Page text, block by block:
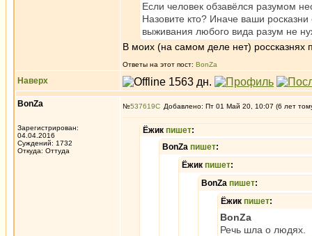
Если человек обзавёлся разумом
Назовите кто? Иначе ваши
выживания любого вида разум не
В моих (на самом деле нет) россказнях
Ответы на этот пост: BonZa
Наверх
BonZa
Зарегистрирован:
04.04.2016
Суждений: 1732
Откуда: Oттyдa
№537619 Добавлено: Пт 01 Май 20, 10:07 (6 лет
Ёжик пишет:
BonZa пишет:
Ёжик пишет:
BonZa пишет:
Ёжик пишет:
BonZa
Речь шла о людях.